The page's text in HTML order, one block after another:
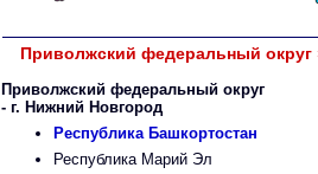
Приволжский федеральный округ
Приволжский федеральный округ
- г. Нижний Новгород
Республика Башкортостан
Республика Марий Эл